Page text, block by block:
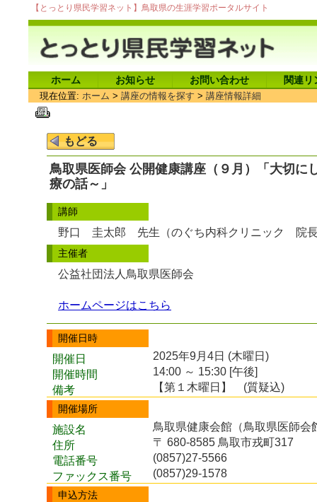
【とっとり県民学習ネット】鳥取県の生涯学習ポータルサイト
ホーム お知らせ お問い合わせ 関連リ
現在位置: ホーム > 講座の情報を探す > 講座情報詳細
鳥取県医師会 公開健康講座（９月）「大切に
療の話～」
講師
野口 圭太郎 先生（のぐち内科クリニック 院
主催者
公益社団法人鳥取県医師会
ホームページはこちら
開催日時
開催日
2025年9月4日 (木曜日)
開催時間
14:00 ～ 15:30 [午後]
備考
【第１木曜日】 (質疑込)
開催場所
施設名
鳥取県健康会館（鳥取県医師会
住所
〒 680-8585 鳥取市戎町317
電話番号
(0857)27-5566
ファックス番号
(0857)29-1578
申込方法